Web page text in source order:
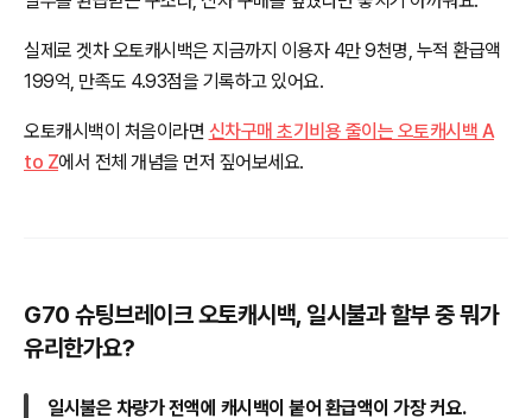
실제로 겟차 오토캐시백은 지금까지 이용자 4만 9천명, 누적 환급액
199억, 만족도 4.93점을 기록하고 있어요.
오토캐시백이 처음이라면 신차구매 초기비용 줄이는 오토캐시백 A
to Z에서 전체 개념을 먼저 짚어보세요.
G70 슈팅브레이크 오토캐시백, 일시불과 할부 중 뭐가
유리한가요?
일시불은 차량가 전액에 캐시백이 붙어 환급액이 가장 커요.